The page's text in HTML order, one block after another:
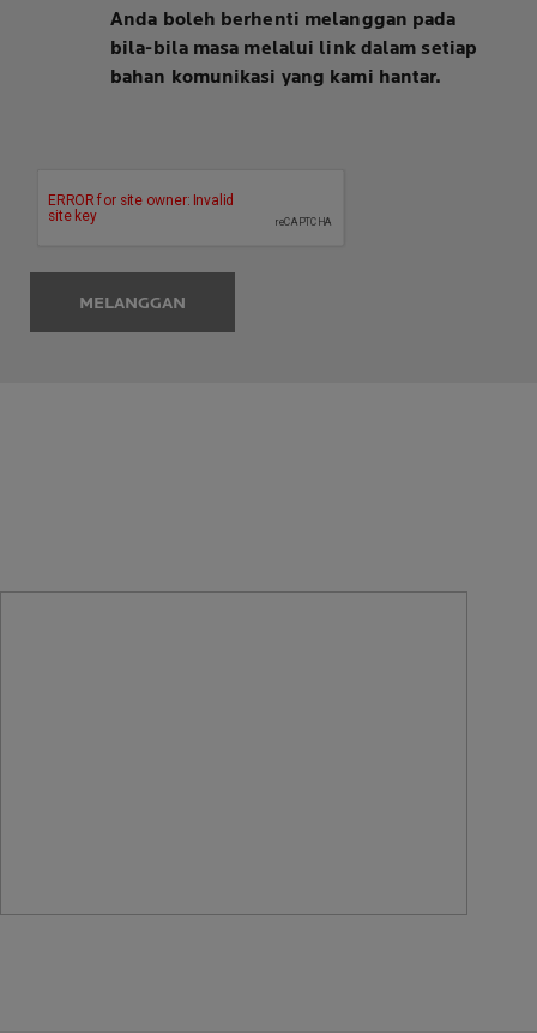
Anda boleh berhenti melanggan pada
bila-bila masa melalui link dalam setiap
bahan komunikasi yang kami hantar.
MELANGGAN